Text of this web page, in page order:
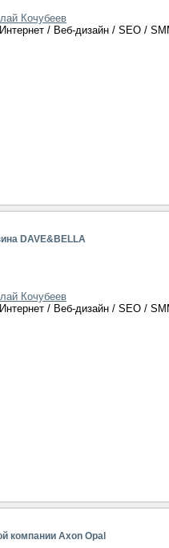
Кочубеев
/ Веб-дизайн / SEO /
DAVE&BELLA
Кочубеев
/ Веб-дизайн / SEO /
компании Axon Opal